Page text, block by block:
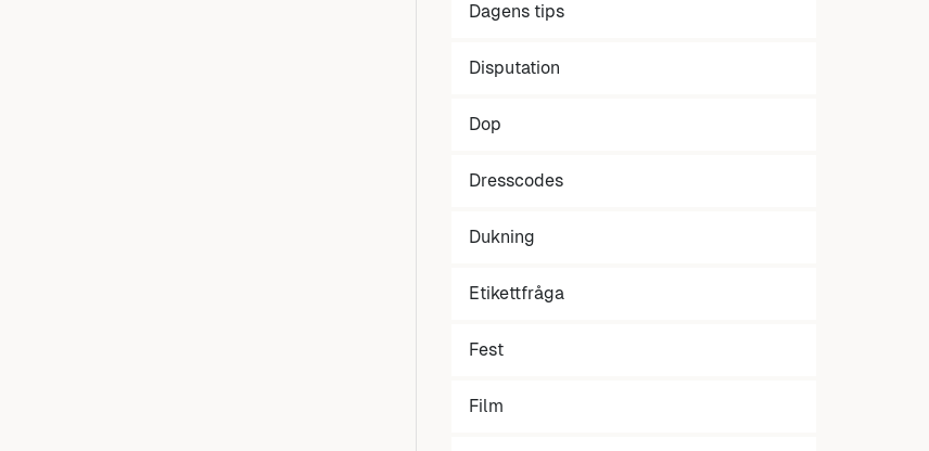
Dagens tips
Disputation
Dop
Dresscodes
Dukning
Etikettfråga
Fest
Film